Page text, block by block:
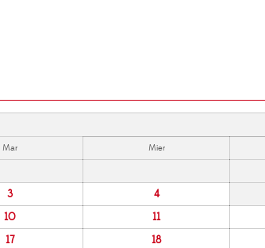
Mar Mier
3 4
10 11
17 18